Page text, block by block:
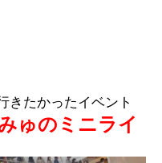
きたかったイベント
ゅのミニライ